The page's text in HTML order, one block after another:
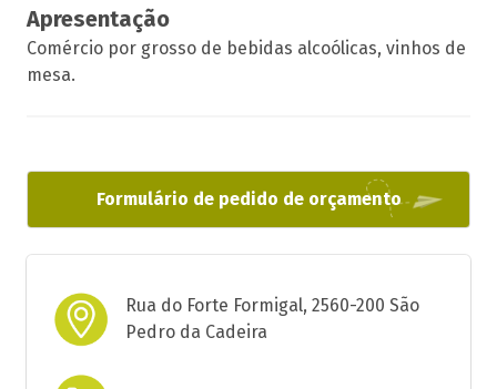
Apresentação
Comércio por grosso de bebidas alcoólicas, vinhos de
mesa.
Formulário de pedido de orçamento
Rua do Forte Formigal, 2560-200 São
Pedro da Cadeira